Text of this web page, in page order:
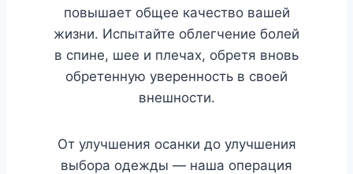
повышает общее качество вашей
жизни. Испытайте облегчение болей
в спине, шее и плечах, обретя вновь
обретенную уверенность в своей
внешности.
От улучшения осанки до улучшения
выбора одежды — наша операция